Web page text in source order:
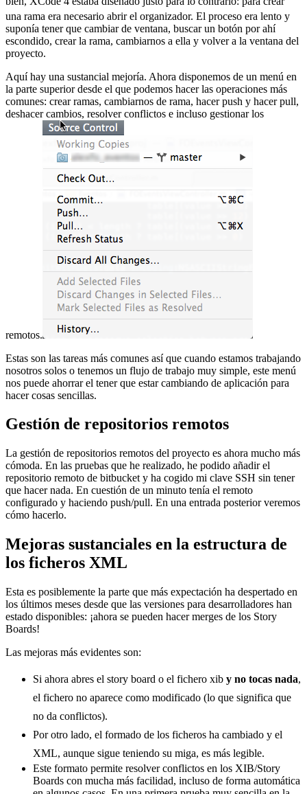
una rama era necesario abrir el organizador. El proceso era lento y
suponía tener que cambiar de ventana, buscar un botón por ahí
escondido, crear la rama, cambiarnos a ella y volver a la ventana del
proyecto.
Aquí hay una sustancial mejoría. Ahora disponemos de un menú en
la parte superior desde el que podemos hacer las operaciones más
comunes: crear ramas, cambiarnos de rama, hacer push y hacer pull,
deshacer cambios, resolver conflictos e incluso gestionar los
remotos.
Estas son las tareas más comunes así que cuando estamos trabajando
nosotros solos o tenemos un flujo de trabajo muy simple, este menú
nos puede ahorrar el tener que estar cambiando de aplicación para
hacer cosas sencillas.
Gestión de repositorios remotos
La gestión de repositorios remotos del proyecto es ahora mucho más
cómoda. En las pruebas que he realizado, he podido añadir el
repositorio remoto de bitbucket y ha cogido mi clave SSH sin tener
que hacer nada. En cuestión de un minuto tenía el remoto
configurado y haciendo push/pull. En una entrada posterior veremos
cómo hacerlo.
Mejoras sustanciales en la estructura de
los ficheros XML
Esta es posiblemente la parte que más expectación ha despertado en
los últimos meses desde que las versiones para desarrolladores han
estado disponibles: ¡ahora se pueden hacer merges de los Story
Boards!
Las mejoras más evidentes son:
Si ahora abres el story board o el fichero xib y no tocas nada,
el fichero no aparece como modificado (lo que significa que
no da conflictos).
Por otro lado, el formado de los ficheros ha cambiado y el
XML, aunque sigue teniendo su miga, es más legible.
Este formato permite resolver conflictos en los XIB/Story
Boards con mucha más facilidad, incluso de forma automática